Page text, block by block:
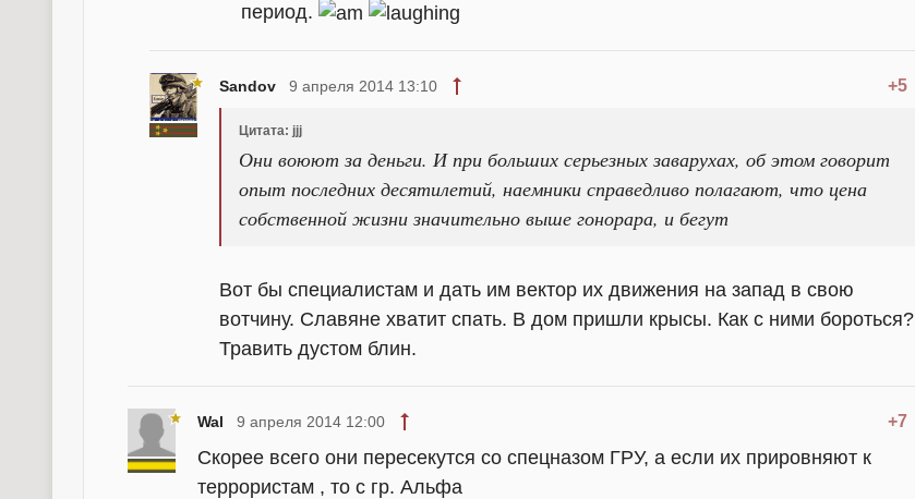
период.
Sandov +5
9 апреля 2014 13:10
Цитата: jjj
Они воюют за деньги. И при больших серьезных заварухах, об этом говорит
опыт последних десятилетий, наемники справедливо полагают, что цена
собственной жизни значительно выше гонорара, и бегут
Вот бы специалистам и дать им вектор их движения на запад в свою
вотчину. Славяне хватит спать. В дом пришли крысы. Как с ними бороться?
Травить дустом блин.
Wal +7
9 апреля 2014 12:00
Скорее всего они пересекутся со спецназом ГРУ, а если их прировняют к
террористам , то с гр. Альфа